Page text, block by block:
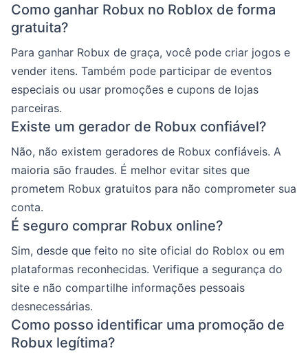
Como ganhar Robux no Roblox de forma
gratuita?
Para ganhar Robux de graça, você pode criar jogos e
vender itens. Também pode participar de eventos
especiais ou usar promoções e cupons de lojas
parceiras.
Existe um gerador de Robux confiável?
Não, não existem geradores de Robux confiáveis. A
maioria são fraudes. É melhor evitar sites que
prometem Robux gratuitos para não comprometer sua
conta.
É seguro comprar Robux online?
Sim, desde que feito no site oficial do Roblox ou em
plataformas reconhecidas. Verifique a segurança do
site e não compartilhe informações pessoais
desnecessárias.
Como posso identificar uma promoção de
Robux legítima?